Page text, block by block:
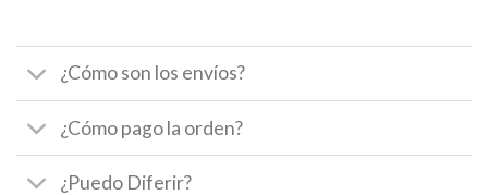
¿Cómo son los envíos?
¿Cómo pago la orden?
¿Puedo Diferir?